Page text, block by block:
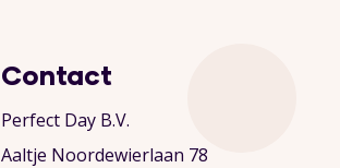
Contact
Perfect Day B.V.
Aaltje Noordewierlaan 78